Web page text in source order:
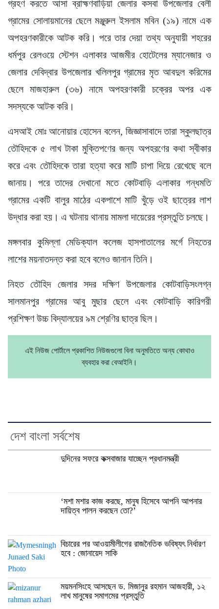
গ্রহণ করতে আসা ব্রাহ্মণবাড়িয়া জেলার কসবা উপজেলার বেলী
গ্রামের সোলায়মানের ছেলে মঞ্জুরুল ইসলাম মবিন (১৯) নামে এক
অপহরণকারীকে আটক করি। পরে তার দেয়া তথ্য অনুযায়ী শহরের
ধর্মপুর রেলওয়ে স্টেশন এলাকার আজমীর হোটেলের ম্যানেজার ও
জেলার দেবিদ্বার উপজেলার খলিলপুর গ্রামের মৃত আবদুল করিমের
ছেলে মাজহারুল (৩৬) নামে অপহরণকারী চক্রের অপর এক
সদস্যকে আটক করি।
এসআই মোঃ আনোয়ার হোসেন বলেন, জিজ্ঞাসাবাদে তারা স্কুলছাত্র
তৌহিদকে ৫ লাখ টাকা মুক্তিপণের জন্য অপহরণের কথা স্বীকার
করে এবং তৌহিদকে তারা হত্যা করে মাটি চাপা দিয়ে রেখেছে বলে
জানায়। পরে তাদের দেখানো মতে কোটবাড়ি এলাকার গন্ধমতি
গ্রামের একটি বালুর মাঠের একপাশে মাটি খুঁড়ে ওই ছাত্রের লাশ
উদ্ধার করা হয়। এ ঘটনায় থানায় মামলা দায়েরের প্রস্তুতি চলছে।
মঙ্গলবার কুমিল্লা মেডিক্যাল কলেজ হাসপাতালের মর্গে নিহতের
লাশের ময়নাতদন্ত করা হবে বলেও জানান তিনি।
নিহত তৌহিদ জেলার সদর দক্ষিণ উপজেলার কোটবাড়িসংলগ্ন
সালমানপুর গ্রামের আবু মুছার ছেলে এবং কোটবাড়ি কারিগরী
প্রশিক্ষণ উচ্চ বিদ্যালয়ের ৯ম শ্রেণির ছাত্র ছিল।
এই নিউজ পোর্টালে প্রকাশিত নিউজগুলো বিনা অনুমতিতে অন্য কোথাও
ব্যবহার করা বেআইনি।
দেশ বাংলা সর্বশেষ
দুদিনের সফরে কক্সবাজার যাচ্ছেন প্রধানমন্ত্রী
‘মশা মশার কাজ করছে, মানুষ হিসেবে আপনি আপনার
দায়িত্ব পালন করছেন তো?’
বিচারের পর আওয়ামীলীগের রাজনৈতিক ভবিষ্যৎ নির্ধারণ
হবে : জোনায়েদ সাকি
ময়মনসিংহে আসছেন ড. মিজানুর রহমান আজহারী, ১২
লাখ মানুষের সমাগমের প্রস্তুতি